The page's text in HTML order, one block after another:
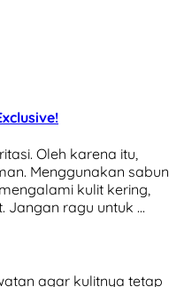
Oleh karena itu,
Menggunakan sabun
kulit kering,
Jangan ragu untuk …
agar kulitnya tetap